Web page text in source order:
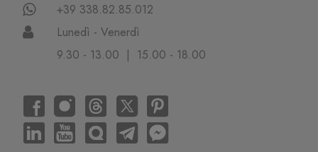
+39 338.82.85.012
Lunedì - Venerdì
9.30 - 13.00 | 15.00 - 18.00